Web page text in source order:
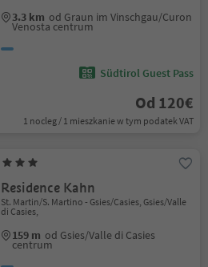
3.3 km od Graun im Vinschgau/Curon
Venosta centrum
Südtirol Guest Pass
Od 120€
1 nocleg / 1 mieszkanie w tym podatek VAT
Residence Kahn
St. Martin/S. Martino - Gsies/Casies, Gsies/Valle
di Casies,
159 m od Gsies/Valle di Casies
centrum